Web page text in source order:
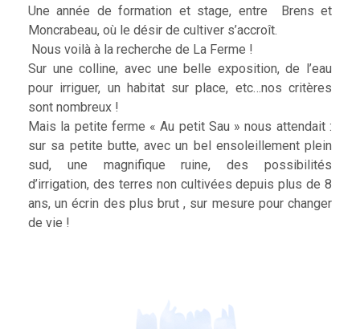
Une année de formation et stage, entre Brens et
Moncrabeau, où le désir de cultiver s’accroît.
Nous voilà à la recherche de La Ferme !
Sur une colline, avec une belle exposition, de l’eau
pour irriguer, un habitat sur place, etc…nos critères
sont nombreux !
Mais la petite ferme « Au petit Sau » nous attendait :
sur sa petite butte, avec un bel ensoleillement plein
sud, une magnifique ruine, des possibilités
d’irrigation, des terres non cultivées depuis plus de 8
ans, un écrin des plus brut , sur mesure pour changer
de vie !